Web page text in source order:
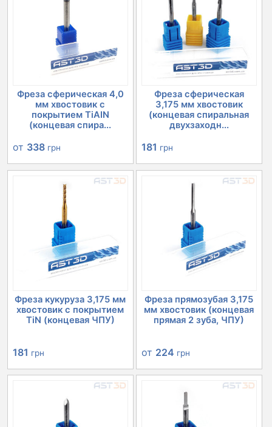
Фреза сферическая 4,0
мм хвостовик с
покрытием TiAIN
(концевая спира...
от 338 грн
Фреза сферическая
3,175 мм хвостовик
(концевая спиральная
двухзаходн...
181 грн
Фреза кукуруза 3,175 мм
хвостовик с покрытием
TiN (концевая ЧПУ)
181 грн
Фреза прямозубая 3,175
мм хвостовик (концевая
прямая 2 зуба, ЧПУ)
от 224 грн